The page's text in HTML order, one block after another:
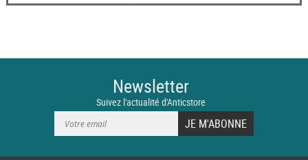
Newsletter
Suivez l'actualité d'Anticstore